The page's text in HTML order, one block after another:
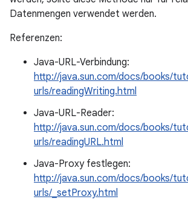
Datenmengen verwendet werden.
Referenzen:
Java-URL-Verbindung:
http://java.sun.com/docs/books/
urls/readingWriting.html
Java-URL-Reader:
http://java.sun.com/docs/books/
urls/readingURL.html
Java-Proxy festlegen:
http://java.sun.com/docs/books/
urls/_setProxy.html